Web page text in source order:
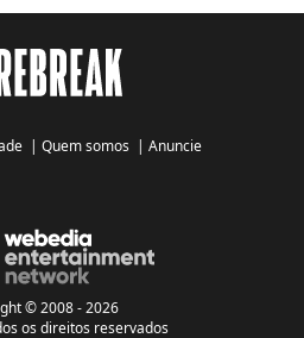
| Quem somos | Anuncie
© 2008 - 2026
os direitos reservados